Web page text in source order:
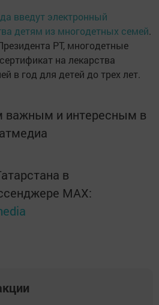
введут электронный
детям из многодетных семей.
РТ, многодетные
на лекарства
в год для детей до трех лет.
важным и интересным в
в
MАХ: